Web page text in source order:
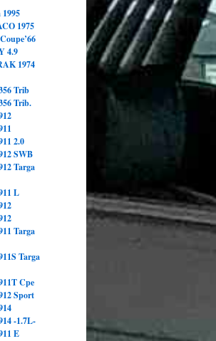
1975
4.9
1974
Trib
Trib.
2.0
SWB
Targa
L
Targa
Targa
Cpe
Sport
-1.7L-
E